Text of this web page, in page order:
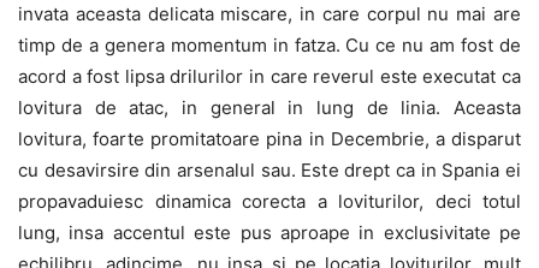
invata aceasta delicata miscare, in care corpul nu mai are
timp de a genera momentum in fatza. Cu ce nu am fost de
acord a fost lipsa drilurilor in care reverul este executat ca
lovitura de atac, in general in lung de linia. Aceasta
lovitura, foarte promitatoare pina in Decembrie, a disparut
cu desavirsire din arsenalul sau. Este drept ca in Spania ei
propavaduiesc dinamica corecta a loviturilor, deci totul
lung, insa accentul este pus aproape in exclusivitate pe